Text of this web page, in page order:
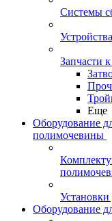
Системы
Запчасти
Еще
Оборудование
полимочевины
Оборудование